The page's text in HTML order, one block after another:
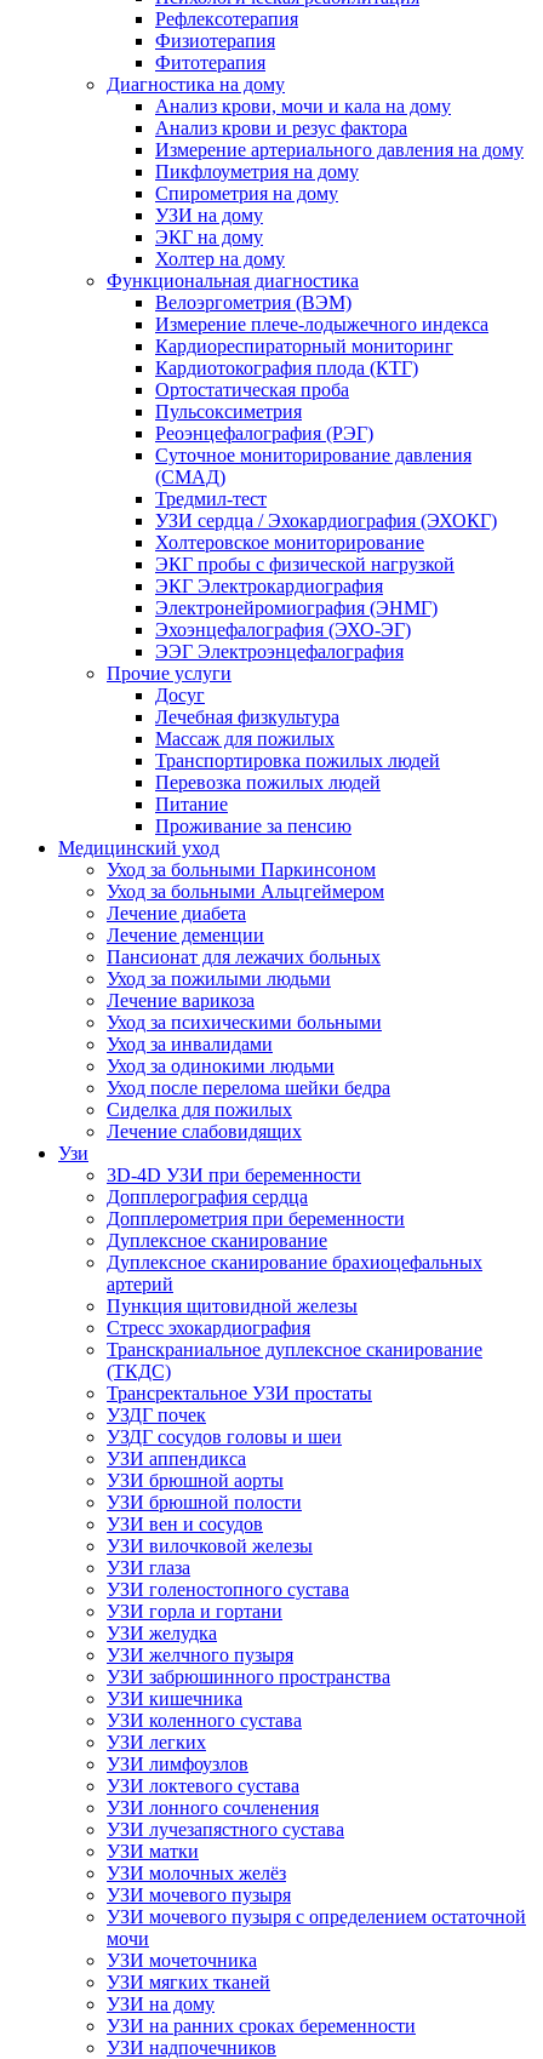
Рефлексотерапия
Физиотерапия
Фитотерапия
Диагностика на дому
Анализ крови, мочи и кала на дому
Анализ крови и резус фактора
Измерение артериального давления на дому
Пикфлоуметрия на дому
Спирометрия на дому
УЗИ на дому
ЭКГ на дому
Холтер на дому
Функциональная диагностика
Велоэргометрия (ВЭМ)
Измерение плече-лодыжечного индекса
Кардиореспираторный мониторинг
Кардиотокография плода (КТГ)
Ортостатическая проба
Пульсоксиметрия
Реоэнцефалография (РЭГ)
Суточное мониторирование давления
(СМАД)
Тредмил-тест
УЗИ сердца / Эхокардиография (ЭХОКГ)
Холтеровское мониторирование
ЭКГ пробы с физической нагрузкой
ЭКГ Электрокардиография
Электронейромиография (ЭНМГ)
Эхоэнцефалография (ЭХО-ЭГ)
ЭЭГ Электроэнцефалография
Прочие услуги
Досуг
Лечебная физкультура
Массаж для пожилых
Транспортировка пожилых людей
Перевозка пожилых людей
Питание
Проживание за пенсию
Медицинский уход
Уход за больными Паркинсоном
Уход за больными Альцгеймером
Лечение диабета
Лечение деменции
Пансионат для лежачих больных
Уход за пожилыми людьми
Лечение варикоза
Уход за психическими больными
Уход за инвалидами
Уход за одинокими людьми
Уход после перелома шейки бедра
Сиделка для пожилых
Лечение слабовидящих
Узи
3D-4D УЗИ при беременности
Допплерография сердца
Допплерометрия при беременности
Дуплексное сканирование
Дуплексное сканирование брахиоцефальных
артерий
Пункция щитовидной железы
Стресс эхокардиография
Транскраниальное дуплексное сканирование
(ТКДС)
Трансректальное УЗИ простаты
УЗДГ почек
УЗДГ сосудов головы и шеи
УЗИ аппендикса
УЗИ брюшной аорты
УЗИ брюшной полости
УЗИ вен и сосудов
УЗИ вилочковой железы
УЗИ глаза
УЗИ голеностопного сустава
УЗИ горла и гортани
УЗИ желудка
УЗИ желчного пузыря
УЗИ забрюшинного пространства
УЗИ кишечника
УЗИ коленного сустава
УЗИ легких
УЗИ лимфоузлов
УЗИ локтевого сустава
УЗИ лонного сочленения
УЗИ лучезапястного сустава
УЗИ матки
УЗИ молочных желёз
УЗИ мочевого пузыря
УЗИ мочевого пузыря с определением остаточной
мочи
УЗИ мочеточника
УЗИ мягких тканей
УЗИ на дому
УЗИ на ранних сроках беременности
УЗИ надпочечников